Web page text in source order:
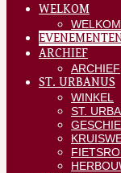
Menu
WELKOM
WELKOM
ARCHIEF
ARCHIEF
ST. URBANUS
WINKEL
ST.